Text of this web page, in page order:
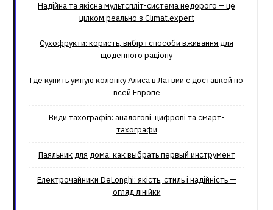
Надійна та якісна мультспліт-система недорого – це
цілком реально з Climat.еxpert
Сухофрукти: користь, вибір і способи вживання для
щоденного раціону
Где купить умную колонку Алиса в Латвии с доставкой по
всей Европе
Види тахографів: аналогові, цифрові та смарт-
тахографи
Паяльник для дома: как выбрать первый инструмент
Електрочайники DeLonghi: якість, стиль і надійність —
огляд лінійки